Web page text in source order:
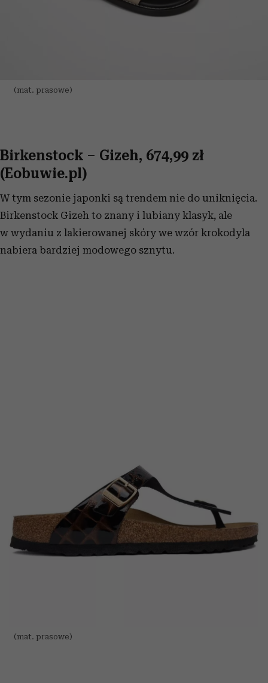
(mat. prasowe)
Birkenstock – Gizeh, 674,99 zł
(Eobuwie.pl)
W tym sezonie japonki są trendem nie do uniknięcia.
Birkenstock Gizeh to znany i lubiany klasyk, ale
w wydaniu z lakierowanej skóry we wzór krokodyla
nabiera bardziej modowego sznytu.
(mat. prasowe)